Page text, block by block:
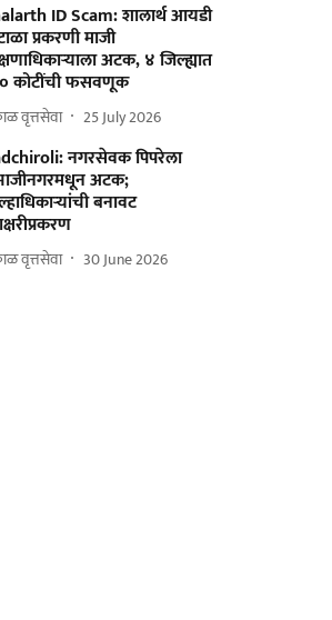
ID Scam: शालार्थ आयडी
प्रकरणी माजी
अटक, ४ जिल्ह्यात
कोटींची फसवणूक
वृत्तसेवा 25 July 2026
नगरसेवक पिपरेला
अटक;
बनावट
वृत्तसेवा 30 June 2026